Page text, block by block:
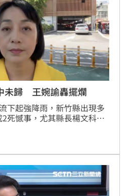
未歸 王婉諭轟擺爛
下起強降雨，新竹縣出現多
死憾事，尤其縣長楊文科當
隨著巴威颱風的腳步逼近，
規。對此，時代力量黨主席
科所申報交流計劃中的三大
不做事，只想著用公費去畢